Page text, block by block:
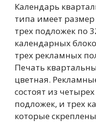
Календарь
типа имеет размер
трех подложек по
календарных
трех рекламных
Печать
цветная.
состоят из
подложек, и трех
которые